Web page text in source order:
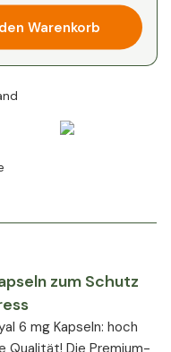
Warenkorb
zum Schutz
6 mg Kapseln: hoch
Qualität! Die Premium-